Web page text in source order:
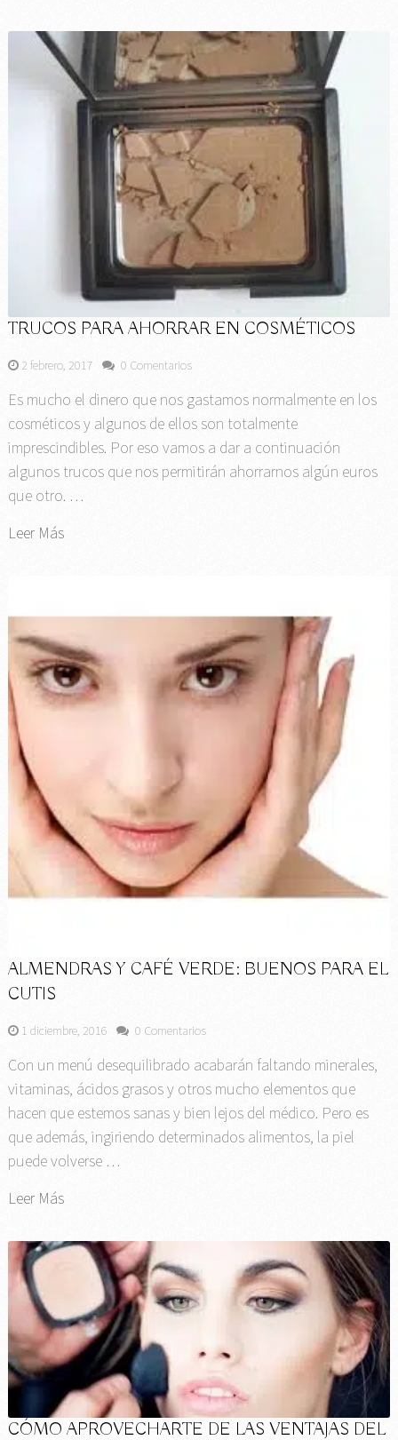
TRUCOS PARA AHORRAR EN COSMÉTICOS
2 febrero, 2017 0 Comentarios
Es mucho el dinero que nos gastamos normalmente en los
cosméticos y algunos de ellos son totalmente
imprescindibles. Por eso vamos a dar a continuación
algunos trucos que nos permitirán ahorrarnos algún euros
que otro. …
Leer Más
ALMENDRAS Y CAFÉ VERDE: BUENOS PARA EL
CUTIS
1 diciembre, 2016 0 Comentarios
Con un menú desequilibrado acabarán faltando minerales,
vitaminas, ácidos grasos y otros mucho elementos que
hacen que estemos sanas y bien lejos del médico. Pero es
que además, ingiriendo determinados alimentos, la piel
puede volverse …
Leer Más
CÓMO APROVECHARTE DE LAS VENTAJAS DEL